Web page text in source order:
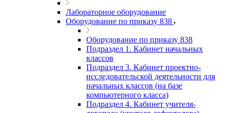
Лабораторное оборудование
Оборудование по приказу 838
Оборудование по приказу 838
Подраздел 1. Кабинет начальных
классов
Подраздел 3. Кабинет проектно-
исследовательской деятельности для
начальных классов (на базе
компьютерного класса)
Подраздел 4. Кабинет учителя-